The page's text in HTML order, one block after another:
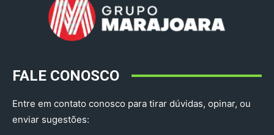
FALE CONOSCO
Entre em contato conosco para tirar dúvidas, opinar, ou
enviar sugestões: